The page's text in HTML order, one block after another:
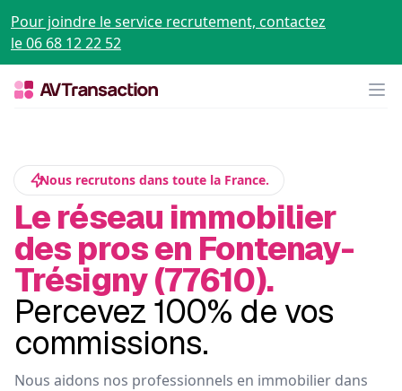
Pour joindre le service recrutement, contactez
le 06 68 12 22 52
Nous recrutons dans toute la France.
Le réseau immobilier
des pros en Fontenay-
Trésigny (77610).
Percevez 100% de vos
commissions.
Nous aidons nos professionnels en immobilier dans